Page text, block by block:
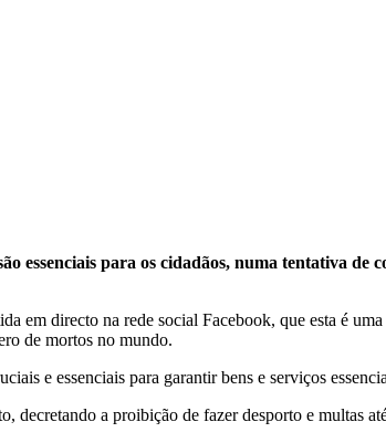
essenciais para os cidadãos, numa tentativa de
em directo na rede social Facebook, que esta é
de mortos no mundo.
e essenciais para garantir bens e serviços
decretando a proibição de fazer desporto e multas